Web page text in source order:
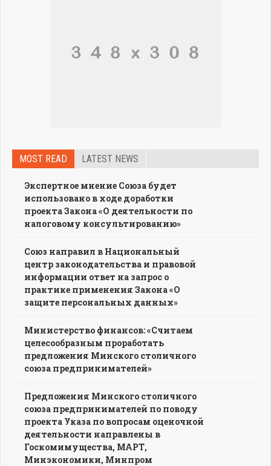
MOST READ LATEST NEWS
Экспертное мнение Союза будет
использовано в ходе доработки
проекта Закона «О деятельности по
налоговому консультированию»
Союз направил в Национальный
центр законодательства и правовой
информации ответ на запрос о
практике применения Закона «О
защите персональных данных»
Министерство финансов: «Считаем
целесообразным проработать
предложения Минского столичного
союза предпринимателей»
Предложения Минского столичного
союза предпринимателей по поводу
проекта Указа по вопросам оценочной
деятельности направлены в
Госкомимущества, МАРТ,
Минэкономики, Минпром